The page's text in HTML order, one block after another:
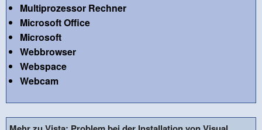
Multiprozessor Rechner
Microsoft Office
Microsoft
Webbrowser
Webspace
Webcam